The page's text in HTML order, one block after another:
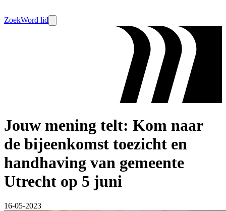
ZoekWord lid
Jouw mening telt: Kom naar
de bijeenkomst toezicht en
handhaving van gemeente
Utrecht op 5 juni
16-05-2023